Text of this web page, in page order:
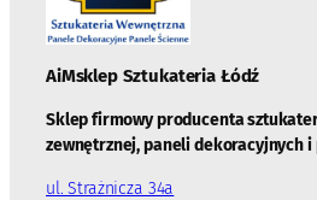
AiMsklep Sztukateria Łódź
Sklep firmowy producenta
zewnętrznej, paneli dekoracyjnych
ul. Strażnicza 34a